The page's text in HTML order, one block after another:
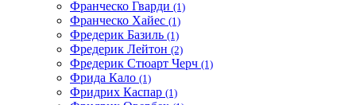
Франческо Гварди (1)
Франческо Хайес (1)
Фредерик Базиль (1)
Фредерик Лейтон (2)
Фредерик Стюарт Черч (1)
Фрида Кало (1)
Фридрих Каспар (1)